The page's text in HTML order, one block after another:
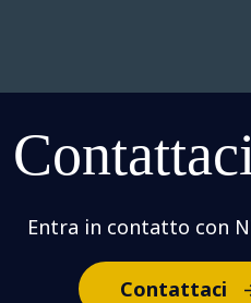
Entra in contatto con
Contattaci